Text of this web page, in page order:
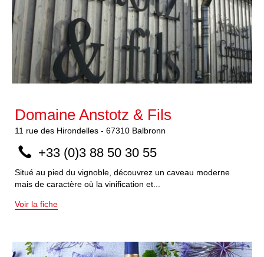
Domaine Anstotz & Fils
11 rue des Hirondelles - 67310 Balbronn
+33 (0)3 88 50 30 55
Situé au pied du vignoble, découvrez un caveau moderne
mais de caractère où la vinification et...
Voir la fiche